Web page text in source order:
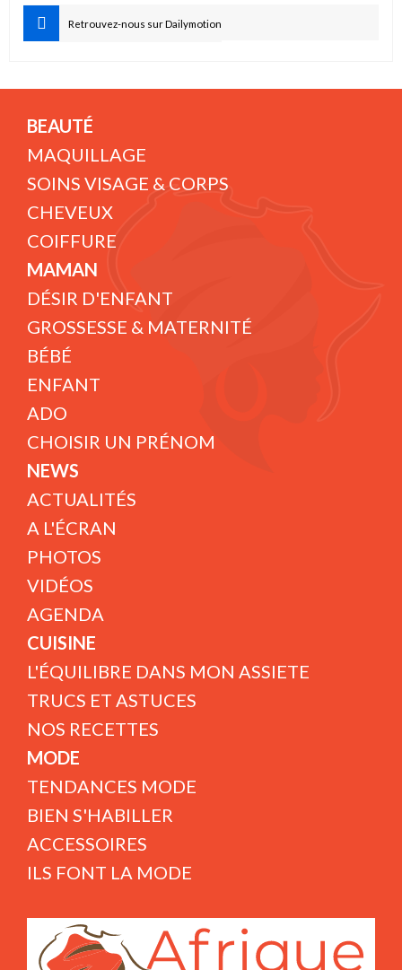
Retrouvez-nous sur Dailymotion
BEAUTÉ
MAQUILLAGE
SOINS VISAGE & CORPS
CHEVEUX
COIFFURE
MAMAN
DÉSIR D'ENFANT
GROSSESSE & MATERNITÉ
BÉBÉ
ENFANT
ADO
CHOISIR UN PRÉNOM
NEWS
ACTUALITÉS
A L'ÉCRAN
PHOTOS
VIDÉOS
AGENDA
CUISINE
L'ÉQUILIBRE DANS MON ASSIETE
TRUCS ET ASTUCES
NOS RECETTES
MODE
TENDANCES MODE
BIEN S'HABILLER
ACCESSOIRES
ILS FONT LA MODE